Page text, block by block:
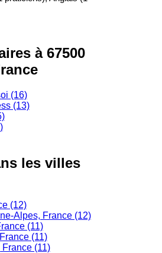
à 67500
(16)
(13)
les villes
(12)
Alpes, France (12)
(11)
(11)
(11)